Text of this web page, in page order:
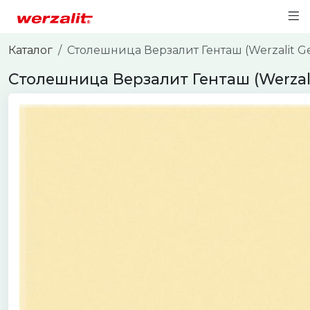
Каталог Столешница Верзалит Генташ (Werzalit
Столешница Верзалит Генташ